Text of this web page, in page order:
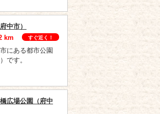
中市）
km
すぐ近く！
にある都市公園
です。
広場公園（府中